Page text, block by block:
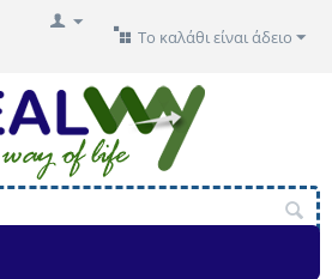
Το καλάθι είναι άδειο